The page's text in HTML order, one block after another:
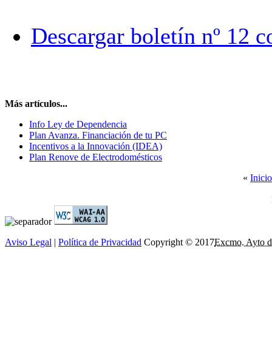
Descargar boletín nº 12
Más artículos...
Info Ley de Dependencia
Plan Avanza. Financiación de tu PC
Incentivos a la Innovación (IDEA)
Plan Renove de Electrodomésticos
« Inicio
Aviso Legal | Política de Privacidad Copyright © 2017Excmo. Ayto